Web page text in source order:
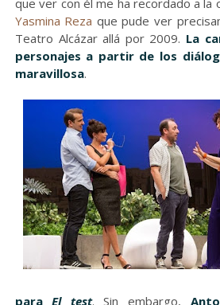
que ver con él me ha recordado a la
Yasmina Reza que pude ver
Teatro Alcázar allá por 2009. La
personajes a partir de los
maravillosa.
paraEl test. Sin embargo,